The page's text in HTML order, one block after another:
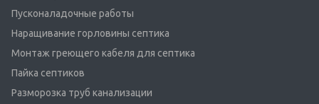
Пусконаладочные работы
Наращивание горловины септика
Монтаж греющего кабеля для септика
Пайка септиков
Разморозка труб канализации